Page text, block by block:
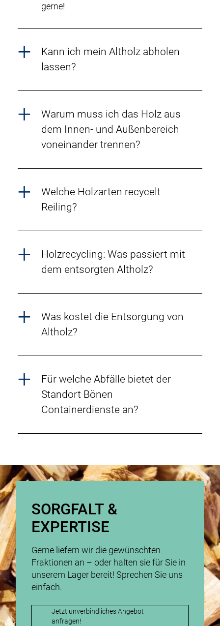
gerne!
Kann ich mein Altholz abholen
lassen?
Warum muss ich das Holz aus
dem Innen- und Außenbereich
voneinander trennen?
Welche Holzarten recycelt
Reiling?
Holzrecycling: Was passiert mit
dem entsorgten Altholz?
Was kostet die Entsorgung von
Altholz?
Für welche Abfälle bietet der
Standort Bönen
Containerdienste an?
SORGFALT &
EXPERTISE
Gerne liefern wir die gewünschten
Fraktionen an – oder halten sie für Sie in
unserem Lager bereit! Sprechen Sie uns
einfach.
Jetzt unverbindliches Angebot
anfragen!